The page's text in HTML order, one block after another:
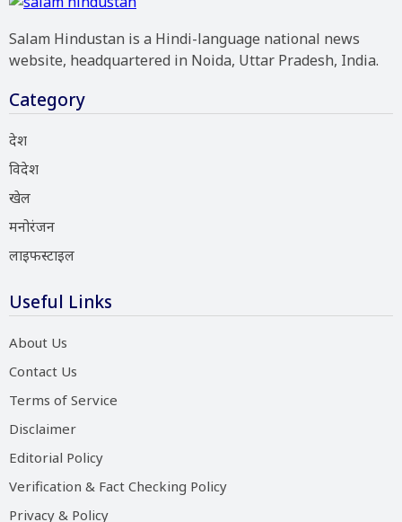
Salam Hindustan is a Hindi-language national news
website, headquartered in Noida, Uttar Pradesh, India.
Category
देश
विदेश
खेल
मनोरंजन
लाइफस्टाइल
Useful Links
About Us
Contact Us
Terms of Service
Disclaimer
Editorial Policy
Verification & Fact Checking Policy
Privacy & Policy